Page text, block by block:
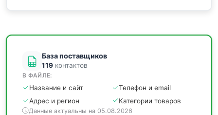
База поставщиков
119 контактов
В ФАЙЛЕ:
Название и сайт
Телефон и email
Адрес и регион
Категории товаров
Данные актуальны на 05.08.2026